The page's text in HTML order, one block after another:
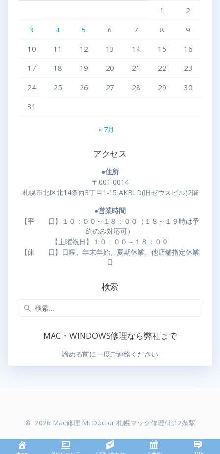
1
2
3
4 5 6 7 8
9
10
11 12 13 14 15
16
17
18 19 20 21 22
23
24
25 26 27 28 29
30
31
« 7月
アクセス
●住所
〒001-0014
札幌市北区北14条西3丁目1-15 AKBLD(旧ゼウスビル)2階
●営業時間
【平 日】１０：００～１８：００（１８～１９時は予
約のみ対応可）
【土曜祝日】１０：００～１８：００
【休 日】日曜、年末年始、夏期休業、他店舗指定休業
日
検索
MAC・WINDOWS修理なら弊社まで
諦める前に一度ご連絡ください
© 2026 Mac修理 McDoctor 札幌マック修理/北12条駅